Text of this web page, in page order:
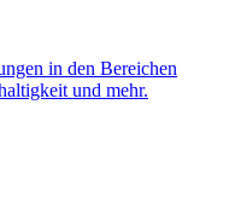
in den Bereichen
und mehr.